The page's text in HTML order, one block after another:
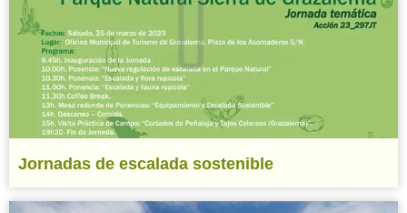
Jornadas de escalada sostenible